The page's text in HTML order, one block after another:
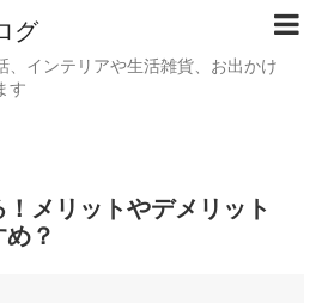
グ
、インテリアや生活雑貨、お出かけ
す
メリットやデメリット
？